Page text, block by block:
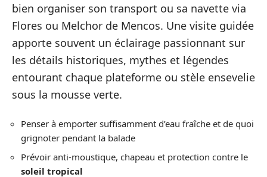
bien organiser son transport ou sa navette via
Flores ou Melchor de Mencos. Une visite guidée
apporte souvent un éclairage passionnant sur
les détails historiques, mythes et légendes
entourant chaque plateforme ou stèle ensevelie
sous la mousse verte.
Penser à emporter suffisamment d’eau fraîche et de quoi
grignoter pendant la balade
Prévoir anti-moustique, chapeau et protection contre le
soleil tropical